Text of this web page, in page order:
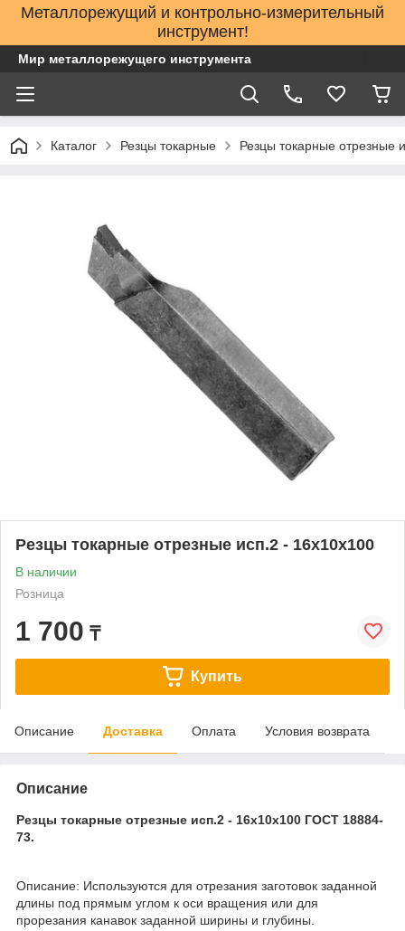
Металлорежущий и контрольно-измерительный
инструмент!
Мир металлорежущего инструмента
Каталог Резцы токарные Резцы токарные отрезные
Резцы токарные отрезные исп.2 - 16х10х100
В наличии
Розница
1 700 ₸
Купить
Описание Доставка Оплата Условия возврата
Описание
Резцы токарные отрезные исп.2 - 16х10х100 ГОСТ 18884-
73.
Описание: Используются для отрезания заготовок заданной
длины под прямым углом к оси вращения или для
прорезания канавок заданной ширины и глубины.